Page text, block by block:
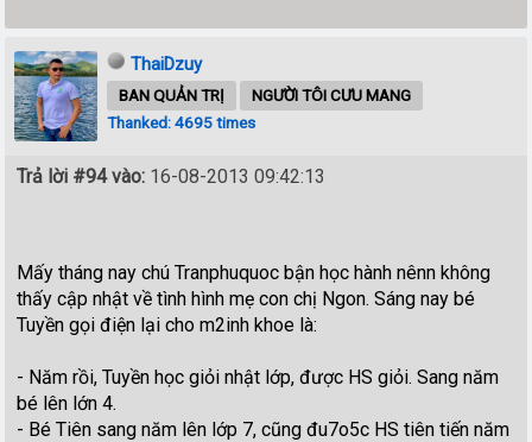
ThaiDzuy
BAN QUẢN TRỊ
NGƯỜI TÔI CƯU MANG
Thanked: 4695 times
Trả lời #94 vào: 16-08-2013 09:42:13
Mấy tháng nay chú Tranphuquoc bận học hành nênn không
thấy cập nhật về tình hình mẹ con chị Ngon. Sáng nay bé
Tuyền gọi điện lại cho m2inh khoe là:
- Năm rồi, Tuyền học giỏi nhật lớp, được HS giỏi. Sang năm
bé lên lớn 4.
- Bé Tiên sang năm lên lớp 7, cũng đu7o5c HS tiên tiến năm